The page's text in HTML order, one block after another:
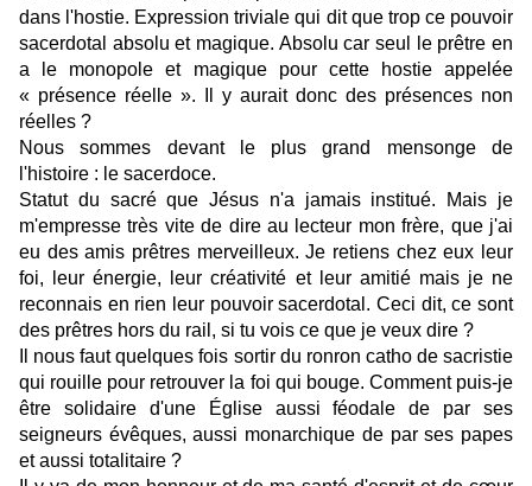
dans l'hostie. Expression triviale qui dit que trop ce pouvoir
sacerdotal absolu et magique. Absolu car seul le prêtre en
a le monopole et magique pour cette hostie appelée
« présence réelle ». Il y aurait donc des présences non
réelles ?
Nous sommes devant le plus grand mensonge de
l'histoire : le sacerdoce.
Statut du sacré que Jésus n'a jamais institué. Mais je
m'empresse très vite de dire au lecteur mon frère, que j'ai
eu des amis prêtres merveilleux. Je retiens chez eux leur
foi, leur énergie, leur créativité et leur amitié mais je ne
reconnais en rien leur pouvoir sacerdotal. Ceci dit, ce sont
des prêtres hors du rail, si tu vois ce que je veux dire ?
Il nous faut quelques fois sortir du ronron catho de sacristie
qui rouille pour retrouver la foi qui bouge. Comment puis-je
être solidaire d'une Église aussi féodale de par ses
seigneurs évêques, aussi monarchique de par ses papes
et aussi totalitaire ?